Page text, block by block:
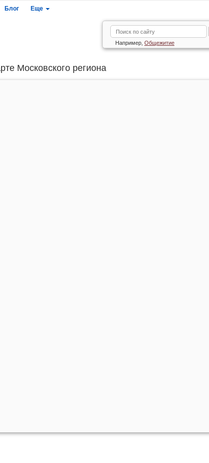
Блог Еще
Например, Общежитие
Московского региона